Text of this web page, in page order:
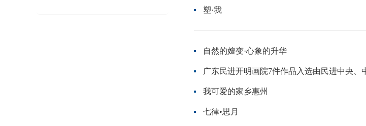
塑·我
自然的嬗变·心象的升华
我可爱的家乡惠州
七律•思月